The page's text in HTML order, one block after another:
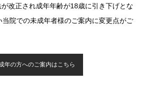
改正され成年年齢が18歳に引き下げとな
当院での未成年者様のご案内に変更点がご
年の方へのご案内はこちら